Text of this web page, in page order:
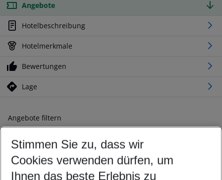
Angebote
Hotelbeschreibung
Hotelmerkmale
Bewertungen
Lage
Angebote filtern
Ändern Sie Ihre Kriterien nach Ihren Wünschen
Abflughafen wählen
Beliebiger Abflughafen
Reisezeitraum wählen
Stimmen Sie zu, dass wir
Cookies verwenden dürfen, um
Ihnen das beste Erlebnis zu